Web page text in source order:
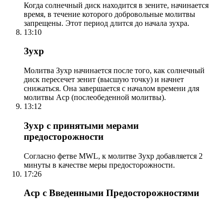
Когда солнечный диск находится в зените, начинается
время, в течение которого добровольные молитвы
запрещены. Этот период длится до начала зухра.
13:10
Зухр
Молитва Зухр начинается после того, как солнечный
диск пересечет зенит (высшую точку) и начнет
снижаться. Она завершается с началом времени для
молитвы Аср (послеобеденной молитвы).
13:12
Зухр с принятыми мерами
предосторожности
Согласно фетве MWL, к молитве Зухр добавляется 2
минуты в качестве меры предосторожности.
17:26
Аср с Введенными Предосторожностями